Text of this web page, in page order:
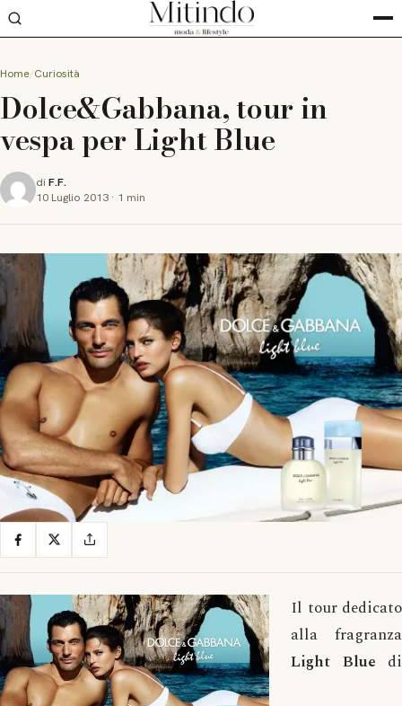
Home Curiosità
Dolce&Gabbana, tour in
vespa per Light Blue
di F.F.
10 Luglio 2013 · 1 min
Il tour dedicato
alla fragranza
Light Blue di